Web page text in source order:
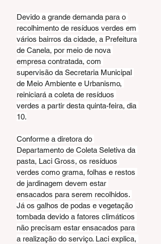
Devido a grande demanda para o
recolhimento de resíduos verdes em
vários bairros da cidade, a Prefeitura
de Canela, por meio de nova
empresa contratada, com
supervisão da Secretaria Municipal
de Meio Ambiente e Urbanismo,
reiniciará a coleta de resíduos
verdes a partir desta quinta-feira, dia
10.
Conforme a diretora do
Departamento de Coleta Seletiva da
pasta, Laci Gross, os resíduos
verdes como grama, folhas e restos
de jardinagem devem estar
ensacados para serem recolhidos.
Já os galhos de podas e vegetação
tombada devido a fatores climáticos
não precisam estar ensacados para
a realização do serviço. Laci explica,